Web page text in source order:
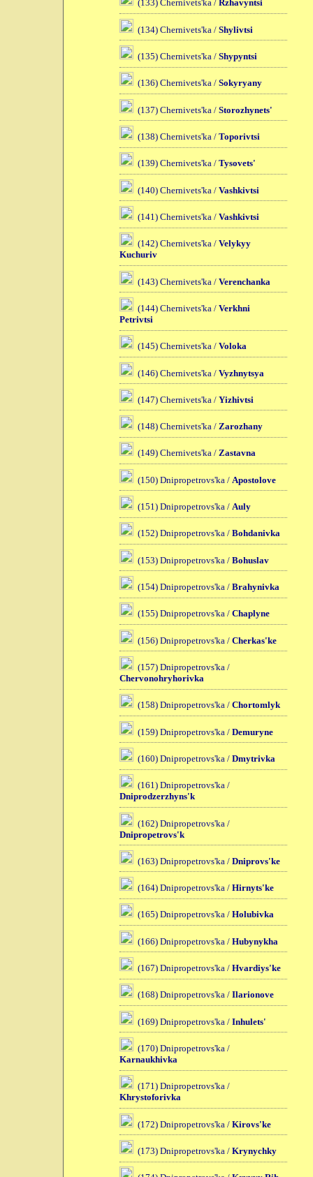
(133) Chernivets'ka / Rzhavyntsi
(134) Chernivets'ka / Shylivtsi
(135) Chernivets'ka / Shypyntsi
(136) Chernivets'ka / Sokyryany
(137) Chernivets'ka / Storozhynets'
(138) Chernivets'ka / Toporivtsi
(139) Chernivets'ka / Tysovets'
(140) Chernivets'ka / Vashkivtsi
(141) Chernivets'ka / Vashkivtsi
(142) Chernivets'ka / Velykyy
Kuchuriv
(143) Chernivets'ka / Verenchanka
(144) Chernivets'ka / Verkhni
Petrivtsi
(145) Chernivets'ka / Voloka
(146) Chernivets'ka / Vyzhnytsya
(147) Chernivets'ka / Yizhivtsi
(148) Chernivets'ka / Zarozhany
(149) Chernivets'ka / Zastavna
(150) Dnipropetrovs'ka / Apostolove
(151) Dnipropetrovs'ka / Auly
(152) Dnipropetrovs'ka / Bohdanivka
(153) Dnipropetrovs'ka / Bohuslav
(154) Dnipropetrovs'ka / Brahynivka
(155) Dnipropetrovs'ka / Chaplyne
(156) Dnipropetrovs'ka / Cherkas'ke
(157) Dnipropetrovs'ka /
Chervonohryhorivka
(158) Dnipropetrovs'ka / Chortomlyk
(159) Dnipropetrovs'ka / Demuryne
(160) Dnipropetrovs'ka / Dmytrivka
(161) Dnipropetrovs'ka /
Dniprodzerzhyns'k
(162) Dnipropetrovs'ka /
Dnipropetrovs'k
(163) Dnipropetrovs'ka / Dniprovs'ke
(164) Dnipropetrovs'ka / Hirnyts'ke
(165) Dnipropetrovs'ka / Holubivka
(166) Dnipropetrovs'ka / Hubynykha
(167) Dnipropetrovs'ka / Hvardiys'ke
(168) Dnipropetrovs'ka / Ilarionove
(169) Dnipropetrovs'ka / Inhulets'
(170) Dnipropetrovs'ka /
Karnaukhivka
(171) Dnipropetrovs'ka /
Khrystoforivka
(172) Dnipropetrovs'ka / Kirovs'ke
(173) Dnipropetrovs'ka / Krynychky